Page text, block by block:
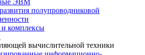
ЭВМ
полупроводниковой
комплексы
вычислительной техники